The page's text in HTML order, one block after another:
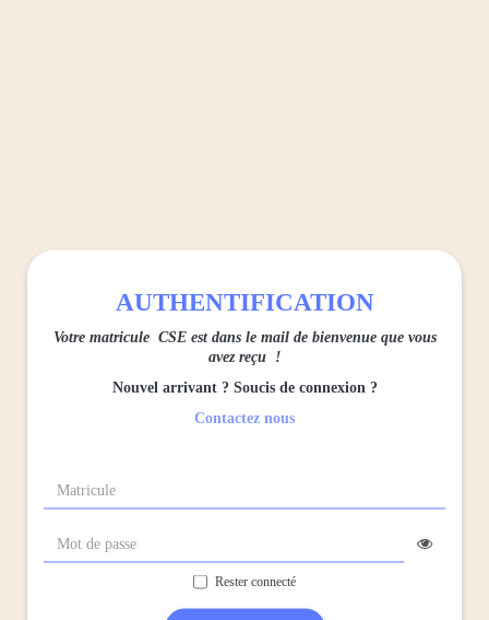
AUTHENTIFICATION
Votre matricule CSE est dans le mail de bienvenue que vous
avez reçu !
Nouvel arrivant ? Soucis de connexion ?
Contactez nous
Rester connecté